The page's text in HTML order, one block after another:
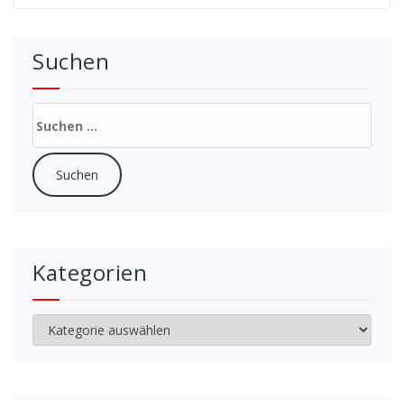
Suchen
nach:
Kategorien
Kategorien